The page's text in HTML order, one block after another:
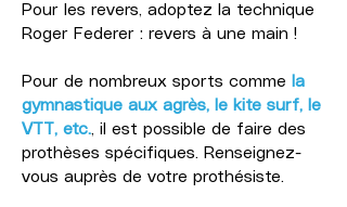
Pour les revers, adoptez la technique
Roger Federer : revers à une main !
Pour de nombreux sports comme la
gymnastique aux agrès, le kite surf, le
VTT, etc., il est possible de faire des
prothèses spécifiques. Renseignez-
vous auprès de votre prothésiste.